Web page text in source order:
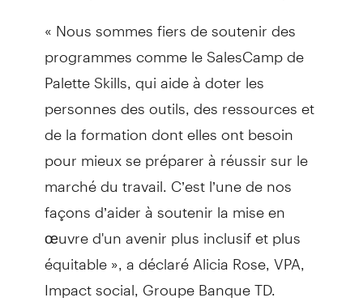
« Nous sommes fiers de soutenir des
programmes comme le SalesCamp de
Palette Skills, qui aide à doter les
personnes des outils, des ressources et
de la formation dont elles ont besoin
pour mieux se préparer à réussir sur le
marché du travail. C’est l’une de nos
façons d’aider à soutenir la mise en
œuvre d'un avenir plus inclusif et plus
équitable », a déclaré Alicia Rose, VPA,
Impact social, Groupe Banque TD.